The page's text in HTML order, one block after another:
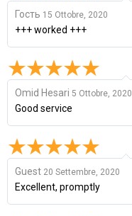
Гость 15 Ottobre, 2020
+++ worked +++
Omid Hesari 5 Ottobre, 2020
Good service
Guest 20 Settembre, 2020
Excellent, promptly